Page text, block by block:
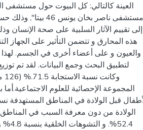
مستشفى ناصر بخان
إلى تقييم الآثار السلبية على صحة الإنسان
هذه المحارق و تتضمن التأثير على الجهاز
والعيون و على أعضاء أخرى في الجسم.
لتطبيق البحث وجمع البيانات. لقد تم
المجموعة الإحصائية للعلوم الاجتماعية.أما